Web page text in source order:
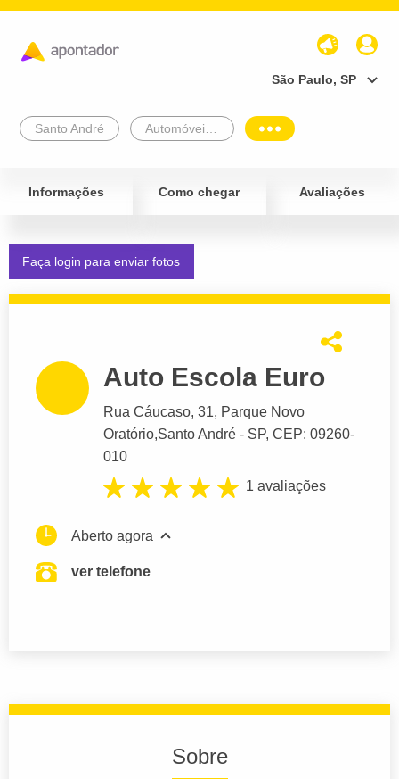
São Paulo, SP
Santo André
Informações Como chegar Avaliações
Faça login para enviar fotos
Auto Escola Euro
Rua Cáucaso, 31, Parque Novo
Oratório,Santo André - SP, CEP: 09260-
010
1 avaliações
Aberto agora
ver telefone
Sobre